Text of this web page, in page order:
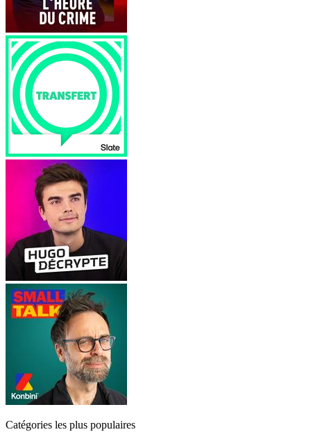
Catégories les plus populaires